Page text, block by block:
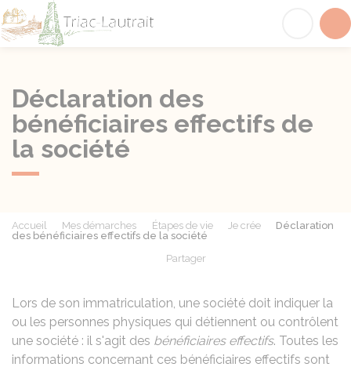
Déclaration des
bénéficiaires effectifs de
la société
Accueil Mes démarches Étapes de vie Je crée
Déclaration
des bénéficiaires effectifs de la société
Partager
Lors de son immatriculation, une société doit indiquer la
ou les personnes physiques qui détiennent ou contrôlent
une société : il s'agit des bénéficiaires effectifs. Toutes les
informations concernant ces bénéficiaires effectifs sont